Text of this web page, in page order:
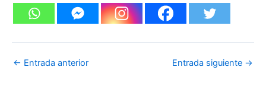
← Entrada anterior Entrada siguiente →